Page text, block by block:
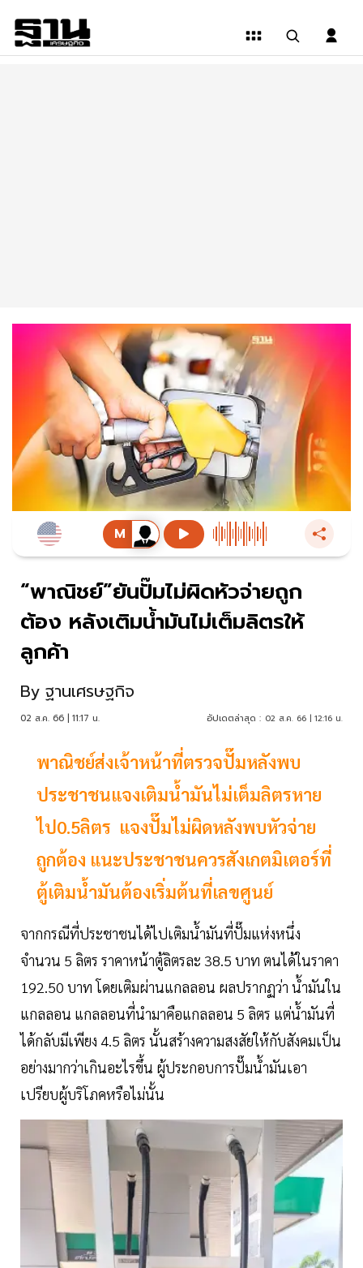
“พาณิชย์”ยันปั๊มไม่ผิดหัวจ่ายถูก
ต้อง หลังเติมน้ำมันไม่เต็มลิตรให้
ลูกค้า
By ฐานเศรษฐกิจ
02 ส.ค. 66 | 11:17 น. อัปเดตล่าสุด : 02 ส.ค. 66 | 12:16 น.
พาณิชย์ส่งเจ้าหน้าที่ตรวจปั๊มหลังพบ
ประชาชนแจงเติมน้ำมันไม่เต็มลิตรหาย
ไป0.5ลิตร แจงปั๊มไม่ผิดหลังพบหัวจ่าย
ถูกต้อง แนะประชาชนควรสังเกตมิเตอร์ที่
ตู้เติมน้ำมันต้องเริ่มต้นที่เลขศูนย์
จากกรณีที่ประชาชนได้ไปเติมน้ำมันที่ปั๊มแห่งหนึ่ง
จำนวน 5 ลิตร ราคาหน้าตู้ลิตรละ 38.5 บาท ตนได้ในราคา
192.50 บาท โดยเติมผ่านแกลลอน ผลปรากฏว่า น้ำมันใน
แกลลอน แกลลอนที่นำมาคือแกลลอน 5 ลิตร แต่น้ำมันที่
ได้กลับมีเพียง 4.5 ลิตร นั้นสร้างความสงสัยให้กับสังคมเป็น
อย่างมากว่าเกินอะไรขึ้น ผู้ประกอบการปั๊มน้ำมันเอา
เปรียบผู้บริโภคหรือไม่นั้น